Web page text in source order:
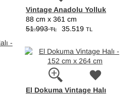
Vintage Anadolu Yolluk
88 cm x 361 cm
51.993TL 35.519 TL
El Dokuma Vintage Halı